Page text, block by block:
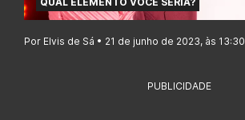
Por Elvis de Sá • 21 de junho de 2023, às 13:30
PUBLICIDADE